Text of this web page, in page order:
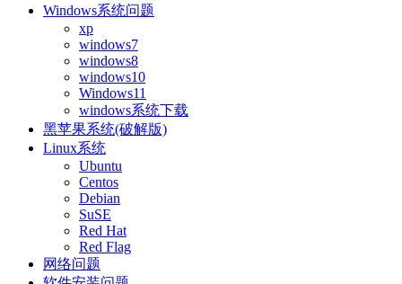
Windows系统问题
xp
windows7
windows8
windows10
Windows11
windows系统下载
黑苹果系统(破解版)
Linux系统
Ubuntu
Centos
Debian
SuSE
Red Hat
Red Flag
网络问题